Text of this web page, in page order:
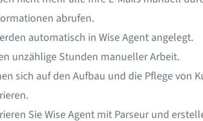
abrufen.
automatisch in Wise Agent angelegt.
unzählige Stunden manueller Arbeit.
sich auf den Aufbau und die Pflege von
Sie Wise Agent mit Parseur und